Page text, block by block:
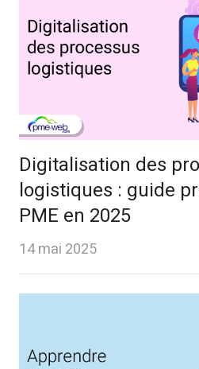
Digitalisation des
logistiques : guide
PME en 2025
14 mai 2025